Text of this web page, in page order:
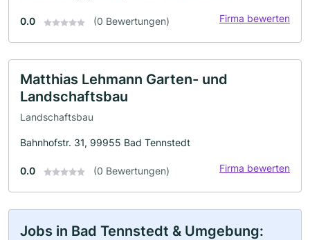
0.0 (0 Bewertungen) Firma bewerten
Matthias Lehmann Garten- und
Landschaftsbau
Landschaftsbau
Bahnhofstr. 31, 99955 Bad Tennstedt
0.0 (0 Bewertungen) Firma bewerten
Jobs in Bad Tennstedt & Umgebung: